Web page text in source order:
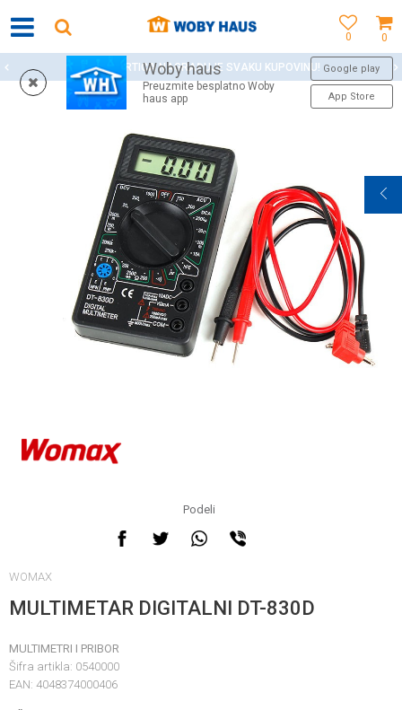
0
0
Woby haus
Preuzmite besplatno Woby
haus app
Google play
App Store
WOBY KARTICA NAGRAĐUJE SVAKU KUPOVINU!
Podeli
WOMAX
MULTIMETAR DIGITALNI DT-830D
MULTIMETRI I PRIBOR
Šifra artikla: 0540000
EAN: 4048374000406